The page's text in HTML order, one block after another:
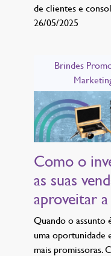
de clientes e
26/05/2025
Brindes
Como o
as suas
aproveitar
Quando o assunto
uma oportunidade
mais promissoras.